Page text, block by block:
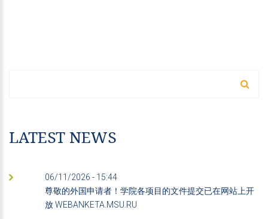
LATEST NEWS
06/11/2026 - 15:44
尊敬的外国申请者！学院各项目的文件提交已在网站上开
放 WEBANKETA.MSU.RU